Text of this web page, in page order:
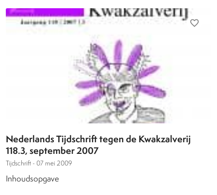
favorite_border
Nederlands Tijdschrift tegen de Kwakzalverij
118.3, september 2007
Tijdschrift - 07 mei 2009
Inhoudsopgave